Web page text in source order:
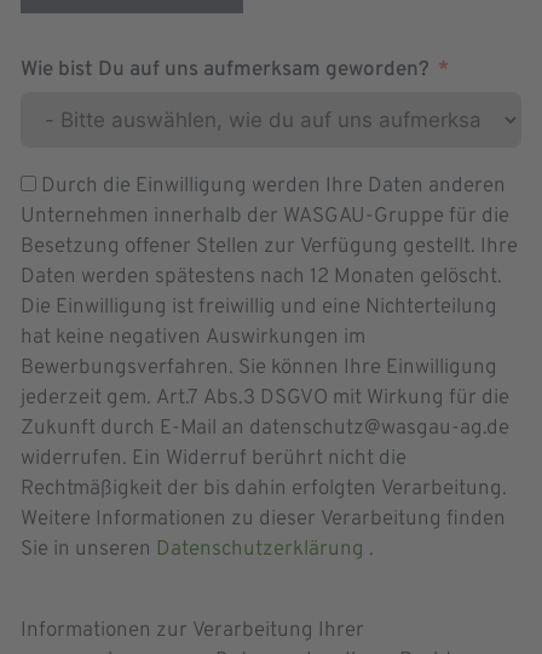
Wie bist Du auf uns aufmerksam geworden?
Durch die Einwilligung werden Ihre Daten anderen
Unternehmen innerhalb der WASGAU-Gruppe für die
Besetzung offener Stellen zur Verfügung gestellt. Ihre
Daten werden spätestens nach 12 Monaten gelöscht.
Die Einwilligung ist freiwillig und eine Nichterteilung
hat keine negativen Auswirkungen im
Bewerbungsverfahren. Sie können Ihre Einwilligung
jederzeit gem. Art.7 Abs.3 DSGVO mit Wirkung für die
Zukunft durch E-Mail an datenschutz@wasgau-ag.de
widerrufen. Ein Widerruf berührt nicht die
Rechtmäßigkeit der bis dahin erfolgten Verarbeitung.
Weitere Informationen zu dieser Verarbeitung finden
Sie in unseren Datenschutzerklärung .
Informationen zur Verarbeitung Ihrer